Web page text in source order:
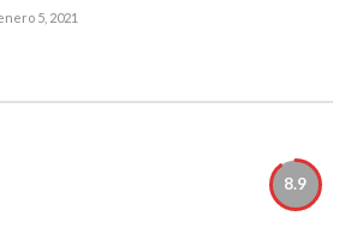
5, 2021
8.9